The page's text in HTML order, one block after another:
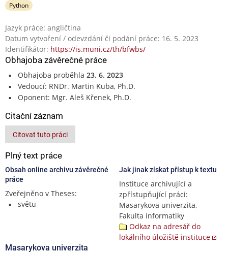
Python
Jazyk práce: angličtina
Datum vytvoření / odevzdání či podání práce: 16. 5. 2023
Identifikátor: https://is.muni.cz/th/bfwbs/
Obhajoba závěrečné práce
Obhajoba proběhla 23. 6. 2023
Vedoucí: RNDr. Martin Kuba, Ph.D.
Oponent: Mgr. Aleš Křenek, Ph.D.
Citační záznam
Citovat tuto práci
Plný text práce
Obsah online archivu závěrečné
práce
Zveřejněno v Theses:
světu
Jak jinak získat přístup k textu
Instituce archivující a
zpřístupňující práci:
Masarykova univerzita,
Fakulta informatiky
Odkaz na adresář do
lokálního úložiště instituce
Masarykova univerzita